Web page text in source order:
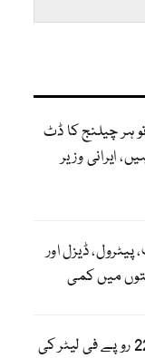
ہر چیلنج کا ڈٹ
ایرانی وزیر
ڈیزل اور
میں کمی
پیٹرول کی قیمت 228 روپے فی لیٹر کی